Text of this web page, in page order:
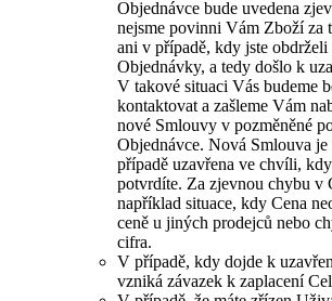
Objednávce bude uvedena
nejsme povinni Vám Zboží za
ani v případě, kdy jste
Objednávky, a tedy došlo k
V takové situaci Vás budeme
kontaktovat a zašleme Vám
nové Smlouvy v pozměněné
Objednávce. Nová Smlouva
případě uzavřena ve chvíli,
potvrdíte. Za zjevnou chybu v
například situace, kdy Cena
ceně u jiných prodejců nebo
cifra.
V případě, kdy dojde k
vzniká závazek k zaplacení